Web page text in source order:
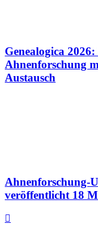
Genealogica
Ahnenforschung
Austausch
Ahnenforschung-
veröffentlicht 18